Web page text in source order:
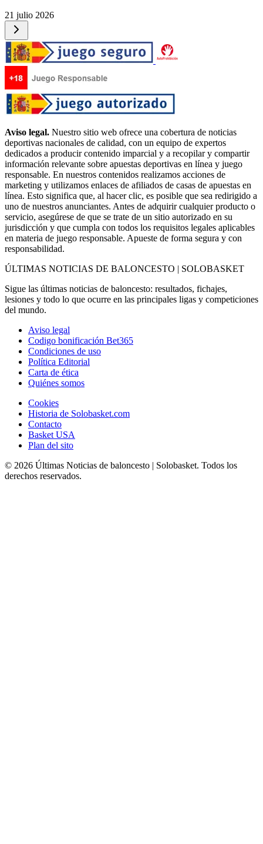
21 julio 2026
Aviso legal. Nuestro sitio web ofrece una cobertura de noticias
deportivas nacionales de calidad, con un equipo de expertos
dedicados a producir contenido imparcial y a recopilar y compartir
información relevante sobre apuestas deportivas en línea y juego
responsable. En nuestros contenidos realizamos acciones de
marketing y utilizamos enlaces de afiliados de casas de apuestas en
línea. Esto significa que, al hacer clic, es posible que sea redirigido a
uno de nuestros anunciantes. Antes de adquirir cualquier producto o
servicio, asegúrese de que se trate de un sitio autorizado en su
jurisdicción y que cumpla con todos los requisitos legales aplicables
en materia de juego responsable. Apueste de forma segura y con
responsabilidad.
ÚLTIMAS NOTICIAS DE BALONCESTO | SOLOBASKET
Sigue las últimas noticias de baloncesto: resultados, fichajes,
lesiones y todo lo que ocurre en las principales ligas y competiciones
del mundo.
Aviso legal
Codigo bonificación Bet365
Condiciones de uso
Política Editorial
Carta de ética
Quiénes somos
Cookies
Historia de Solobasket.com
Contacto
Basket USA
Plan del sito
© 2026 Últimas Noticias de baloncesto | Solobasket. Todos los
derechos reservados.